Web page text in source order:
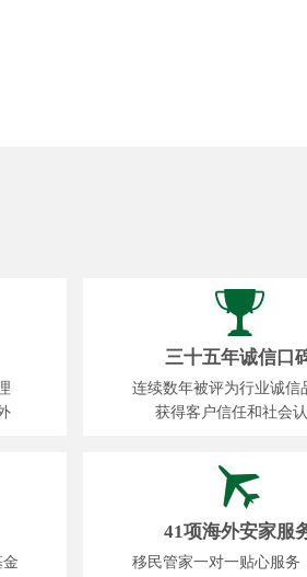
三十五年诚信口
连续数年被评为行业诚信
获得客户信任和社会
41项海外安家服
移民管家一对一贴心服务